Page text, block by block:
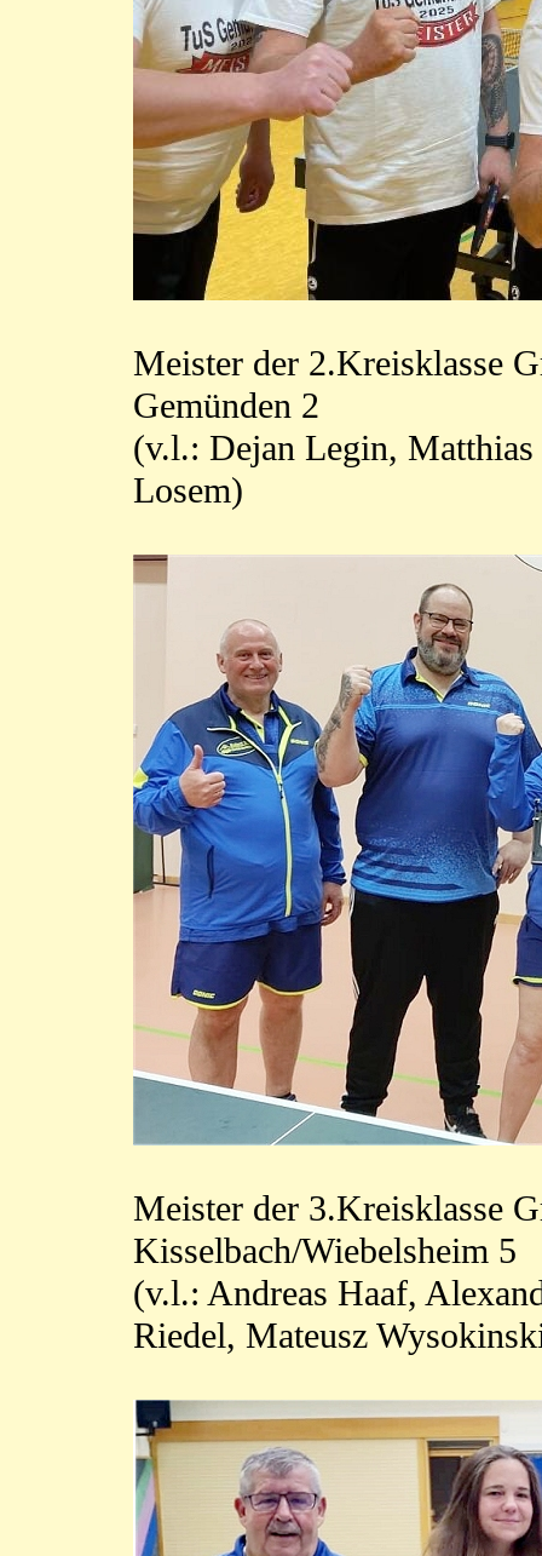
Meister der 2.Kreisklasse
Gemünden 2
(v.l.: Dejan Legin,
Losem)
Meister der 3.Kreisklasse
Kisselbach/Wiebelsheim 5
(v.l.: Andreas Haaf,
Riedel, Mateusz